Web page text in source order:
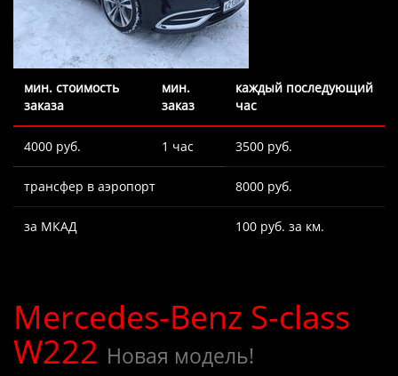
мин. стоимость
заказа
мин.
заказ
каждый последующий
час
4000 руб. 1 час 3500 руб.
трансфер в аэропорт 8000 руб.
за МКАД 100 руб. за км.
Mercedes-Benz S-class
W222 Новая модель!